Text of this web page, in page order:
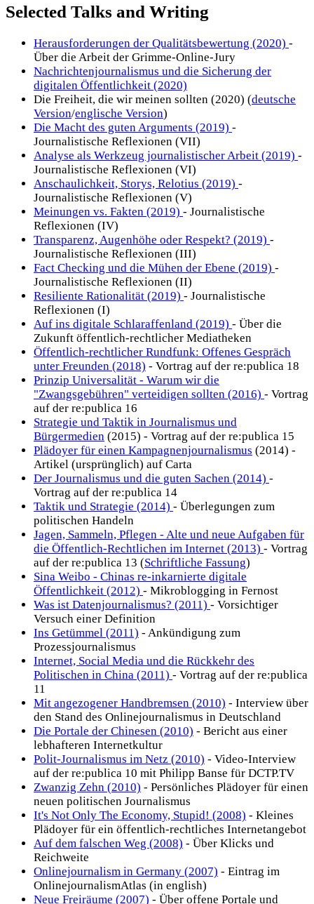
Selected Talks and Writing
Herausforderungen der Qualitätsbewertung (2020) -
Über die Arbeit der Grimme-Online-Jury
Nachrichtenjournalismus und die Sicherung der
digitalen Öffentlichkeit (2020)
Die Freiheit, die wir meinen sollten (2020) (deutsche
Version/englische Version)
Die Macht des guten Arguments (2019) -
Journalistische Reflexionen (VII)
Analyse als Werkzeug journalistischer Arbeit (2019) -
Journalistische Reflexionen (VI)
Anschaulichkeit, Storys, Relotius (2019) -
Journalistische Reflexionen (V)
Meinungen vs. Fakten (2019) - Journalistische
Reflexionen (IV)
Transparenz, Augenhöhe oder Respekt? (2019) -
Journalistische Reflexionen (III)
Fact Checking und die Mühen der Ebene (2019) -
Journalistische Reflexionen (II)
Resiliente Rationalität (2019) - Journalistische
Reflexionen (I)
Auf ins digitale Schlaraffenland (2019) - Über die
Zukunft öffentlich-rechtlicher Mediatheken
Öffentlich-rechtlicher Rundfunk: Offenes Gespräch
unter Freunden (2018) - Vortrag auf der re:publica 18
Prinzip Universalität - Warum wir die
"Zwangsgebühren" verteidigen sollten (2016) - Vortrag
auf der re:publica 16
Strategie und Taktik in Journalismus und
Bürgermedien (2015) - Vortrag auf der re:publica 15
Plädoyer für einen Kampagnenjournalismus (2014) -
Artikel (ursprünglich) auf Carta
Der Journalismus und die guten Sachen (2014) -
Vortrag auf der re:publica 14
Taktik und Strategie (2014) - Überlegungen zum
politischen Handeln
Jagen, Sammeln, Pflegen - Alte und neue Aufgaben für
die Öffentlich-Rechtlichen im Internet (2013) - Vortrag
auf der re:publica 13 (Schriftliche Fassung)
Sina Weibo - Chinas re-inkarnierte digitale
Öffentlichkeit (2012) - Mikroblogging in Fernost
Was ist Datenjournalismus? (2011) - Vorsichtiger
Versuch einer Definition
Ins Getümmel (2011) - Ankündigung zum
Prozessjournalismus
Internet, Social Media und die Rückkehr des
Politischen in China (2011) - Vortrag auf der re:publica
11
Mit angezogener Handbremsen (2010) - Interview über
den Stand des Onlinejournalismus in Deutschland
Die Portale der Chinesen (2010) - Bericht aus einer
lebhafteren Internetkultur
Polit-Journalismus im Netz (2010) - Video-Interview
auf der re:publica 10 mit Philipp Banse für DCTP.TV
Zwanzig Zehn (2010) - Persönliches Plädoyer für einen
neuen politischen Journalismus
It's Not Only The Economy, Stupid! (2008) - Kleines
Plädoyer für ein öffentlich-rechtliches Internetangebot
Auf dem falschen Weg (2008) - Über Klicks und
Reichweite
Onlinejournalism in Germany (2007) - Eintrag im
OnlinejournalismAtlas (in english)
Neue Freiräume (2007) - Über offene Portale und